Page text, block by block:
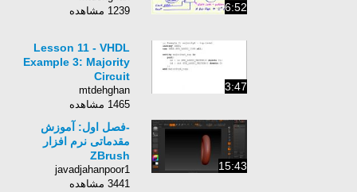
6:52
1239 مشاهده
3:47
Lesson 11 - VHDL
Example 3: Majority
Circuit
mtdehghan
1465 مشاهده
15:43
-فصل اول: آموزش
مقدماتی نرم افزار
ZBrush
javadjahanpoor1
3441 مشاهده